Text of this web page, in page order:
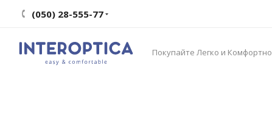
(050) 28-555-77
Покупайте Легко и Комфортно